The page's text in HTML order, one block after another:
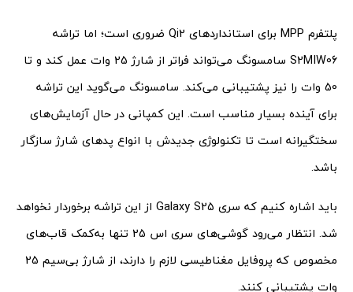
پلتفرم MPP برای استانداردهای Qi2 ضروری است؛ اما تراشه
S2MIW06 سامسونگ می‌تواند فراتر از شارژ 25 وات عمل کند و تا
50 وات را نیز پشتیبانی می‌کند. سامسونگ می‌گوید این تراشه
برای آینده بسیار مناسب است. این کمپانی در حال آزمایش‌های
سختگیرانه است تا تکنولوژی جدیدش با انواع پدهای شارژ سازگار
باشد.
باید اشاره کنیم که سری Galaxy S25 از این تراشه برخوردار نخواهد
شد. انتظار می‌رود گوشی‌های سری اس 25 تنها به‌کمک قاب‌های
مخصوص که پروفایل مغناطیسی لازم را دارند، از شارژ بی‌سیم 25
وات پشتیبانی کنند.